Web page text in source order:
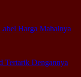
Harga Mahalnya
Tertarik Dengannya